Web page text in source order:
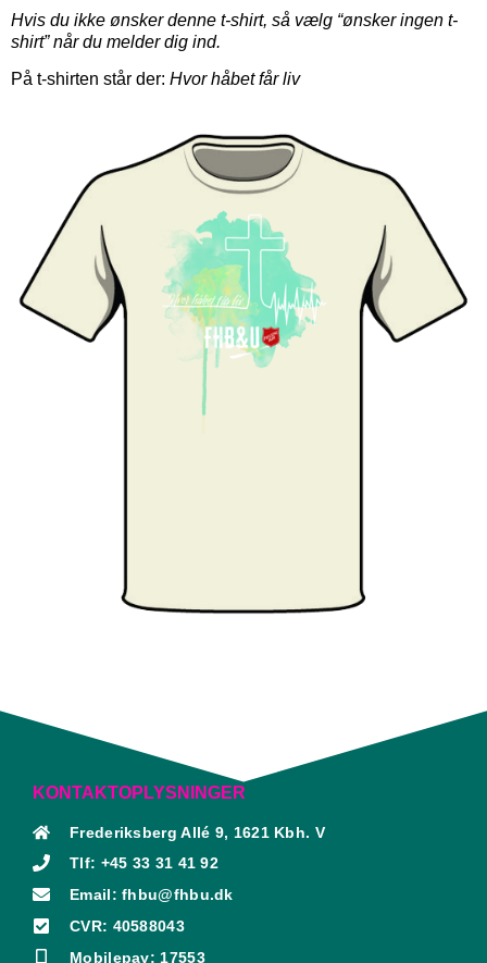
Hvis du ikke ønsker denne t-shirt, så vælg “ønsker ingen t-
shirt” når du melder dig ind.
På t-shirten står der: Hvor håbet får liv
KONTAKTOPLYSNINGER
Frederiksberg Allé 9, 1621 Kbh. V
Tlf: +45 33 31 41 92
Email: fhbu@fhbu.dk
CVR: 40588043
Mobilepay: 17553